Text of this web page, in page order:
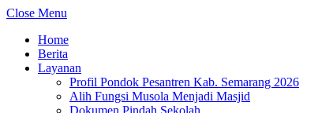
Close Menu
Home
Berita
Layanan
Profil Pondok Pesantren Kab. Semarang 2026
Alih Fungsi Musola Menjadi Masjid
Dokumen Pindah Sekolah